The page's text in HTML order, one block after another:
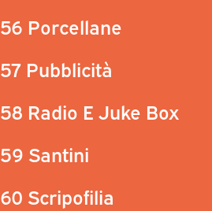
56 Porcellane
57 Pubblicità
58 Radio E Juke Box
59 Santini
60 Scripofilia